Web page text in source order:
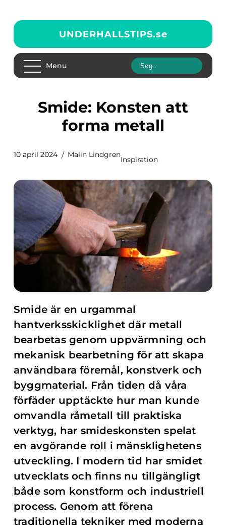
UNDERHALLSTIPS.se
Menu
Smide: Konsten att
forma metall
10 april 2024 Malin Lindgren
Inspiration
Smide är en urgammal
hantverksskicklighet där metall
bearbetas genom uppvärmning och
mekanisk bearbetning för att skapa
användbara föremål, konstverk och
byggmaterial. Från tiden då våra
förfäder upptäckte hur man kunde
omvandla råmetall till praktiska
verktyg, har smideskonsten spelat
en avgörande roll i mänsklighetens
utveckling. I modern tid har smidet
utvecklats och finns nu tillgängligt
både som konstform och industriell
process. Genom att förena
traditionella tekniker med moderna